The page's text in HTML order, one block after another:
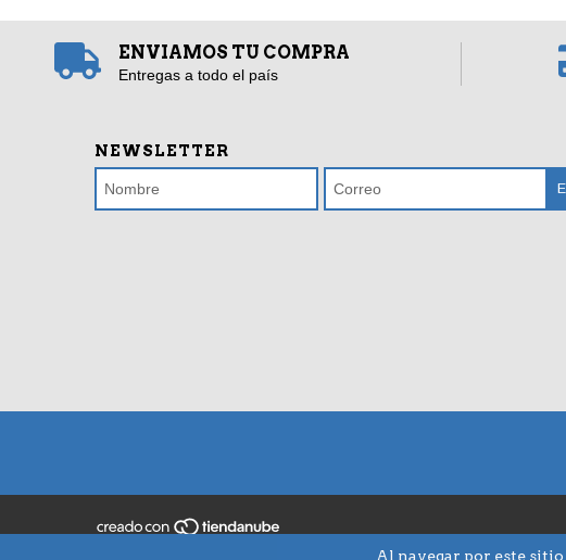
Al navegar por este sitio
ENVIAMOS TU COMPRA
Entregas a todo el país
NEWSLETTER